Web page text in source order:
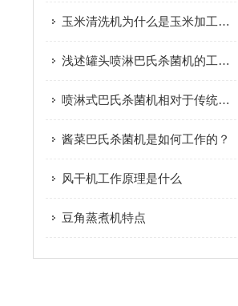
玉米清洗机为什么是玉米加工设备中的重要环节
浅述罐头喷淋巴氏杀菌机的工艺原理
喷淋式巴氏杀菌机相对于传统杀菌机的优势介绍
酱菜巴氏杀菌机是如何工作的？
风干机工作原理是什么
豆角蒸煮机特点